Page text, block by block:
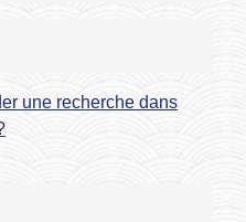
une recherche dans